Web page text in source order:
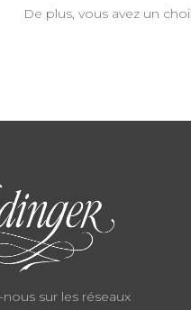
De plus, vous avez un
sur les réseaux